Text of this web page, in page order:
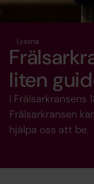
Lyssna
liten
I Frälsarkransens
Frälsarkransen
hjälpa oss att be.